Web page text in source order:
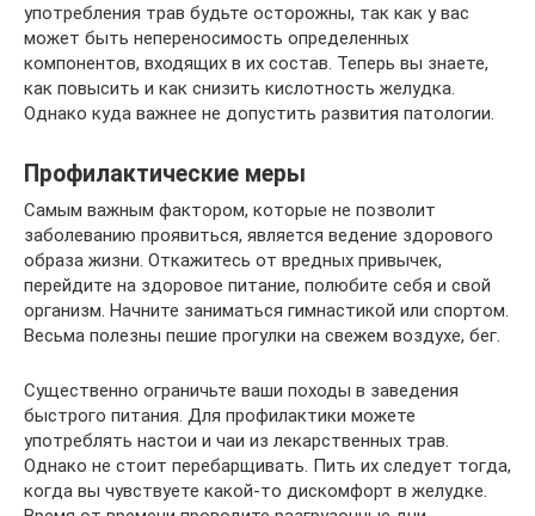
употребления трав будьте осторожны, так как у вас
может быть непереносимость определенных
компонентов, входящих в их состав. Теперь вы знаете,
как повысить и как снизить кислотность желудка.
Однако куда важнее не допустить развития патологии.
Профилактические меры
Самым важным фактором, которые не позволит
заболеванию проявиться, является ведение здорового
образа жизни. Откажитесь от вредных привычек,
перейдите на здоровое питание, полюбите себя и свой
организм. Начните заниматься гимнастикой или спортом.
Весьма полезны пешие прогулки на свежем воздухе, бег.
Существенно ограничьте ваши походы в заведения
быстрого питания. Для профилактики можете
употреблять настои и чаи из лекарственных трав.
Однако не стоит перебарщивать. Пить их следует тогда,
когда вы чувствуете какой-то дискомфорт в желудке.